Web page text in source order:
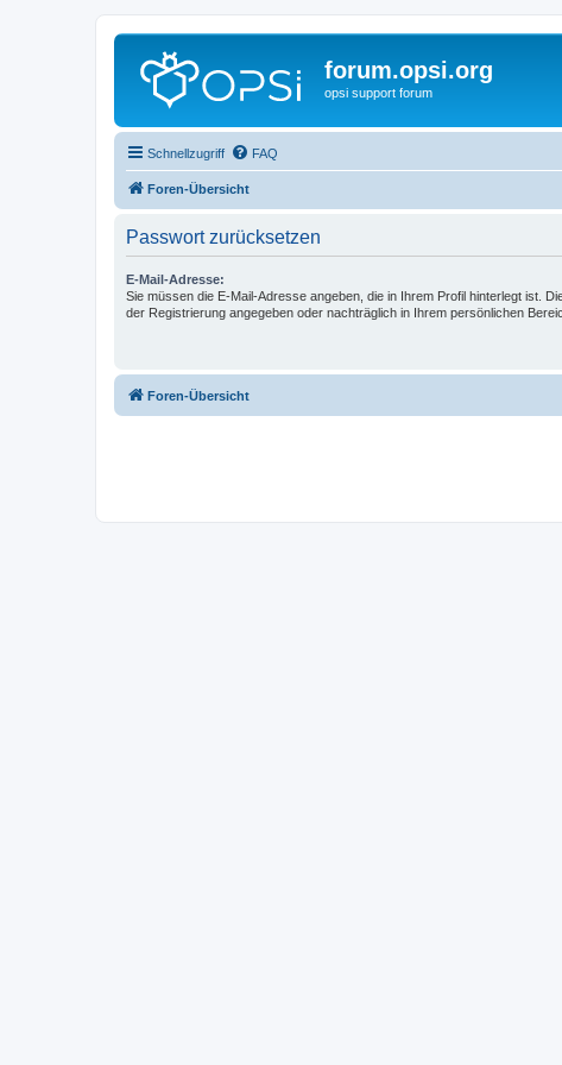
forum.opsi.org
opsi support forum
Schnellzugriff FAQ
Foren-Übersicht
Passwort zurücksetzen
E-Mail-Adresse:
Sie müssen die E-Mail-Adresse angeben, die in Ihrem Profil hinterlegt ist.
der Registrierung angegeben oder nachträglich in Ihrem persönlichen
Foren-Übersicht